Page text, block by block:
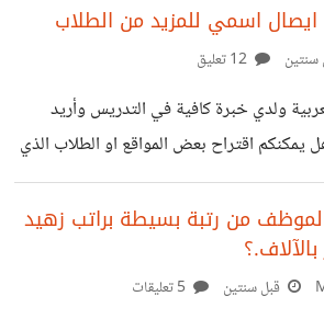
يصلون إلى أعلى المراتب ويحصدون جوائز
الإنجازات الرائعة بدأت بفكرة، وبإيمان
هو ما يمكن أن يتحقق عندما تتضافر
العمل المشترك يضاعف الإمكانات
الأفكار إلى حقائق مؤثرة.
اسمي للمزيد من الطلاب
سنتين
ولدي خبرة كافية في التدريس وأريد
يمكنكم اقتراح بعض المواقع او الطلاب الذي
بتدريسهم مع العلم انني ادرس الكثير من
المناهج مع مستويات مختلفة. *ملاحظة: لدي خبرة تدريس 25
من رتبة بسيطة براتب زهيد
قبل سنتين